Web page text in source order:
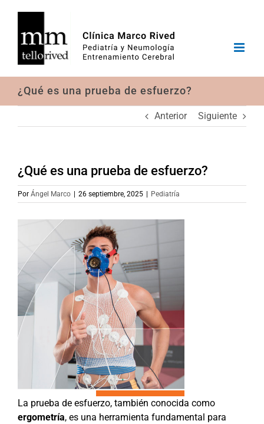
contenido
¿Qué es una prueba de esfuerzo?
Anterior Siguiente
¿Qué es una prueba de esfuerzo?
Por Ángel Marco 26 septiembre, 2025 Pediatría
La prueba de esfuerzo, también conocida como
ergometría, es una herramienta fundamental para